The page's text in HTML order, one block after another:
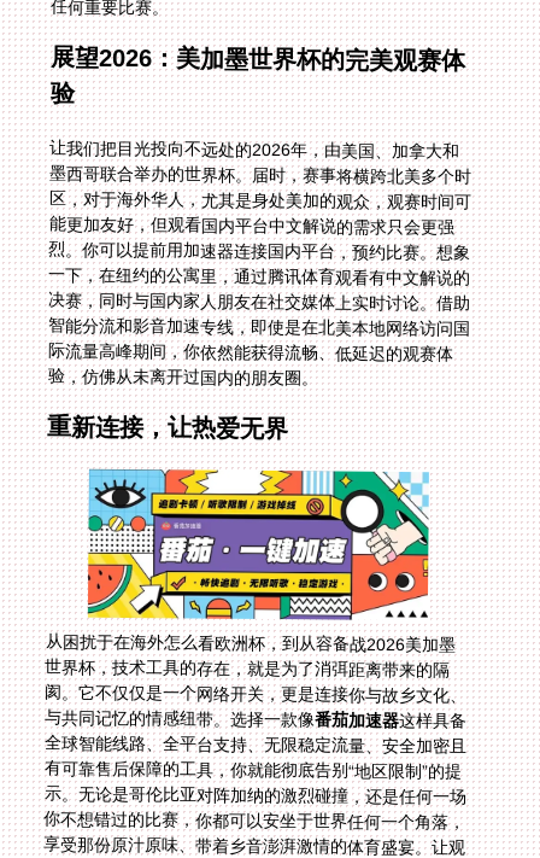
任何重要比赛。
展望2026：美加墨世界杯的完美观赛体
验
让我们把目光投向不远处的2026年，由美国、加拿大和
墨西哥联合举办的世界杯。届时，赛事将横跨北美多个时
区，对于海外华人，尤其是身处美加的观众，观赛时间可
能更加友好，但观看国内平台中文解说的需求只会更强
烈。你可以提前用加速器连接国内平台，预约比赛。想象
一下，在纽约的公寓里，通过腾讯体育观看有中文解说的
决赛，同时与国内家人朋友在社交媒体上实时讨论。借助
智能分流和影音加速专线，即使是在北美本地网络访问国
际流量高峰期间，你依然能获得流畅、低延迟的观赛体
验，仿佛从未离开过国内的朋友圈。
重新连接，让热爱无界
从困扰于在海外怎么看欧洲杯，到从容备战2026美加墨
世界杯，技术工具的存在，就是为了消弭距离带来的隔
阂。它不仅仅是一个网络开关，更是连接你与故乡文化、
与共同记忆的情感纽带。选择一款像番茄加速器这样具备
全球智能线路、全平台支持、无限稳定流量、安全加密且
有可靠售后保障的工具，你就能彻底告别“地区限制”的提
示。无论是哥伦比亚对阵加纳的激烈碰撞，还是任何一场
你不想错过的比赛，你都可以安坐于世界任何一个角落，
享受那份原汁原味、带着乡音澎湃激情的体育盛宴。让观